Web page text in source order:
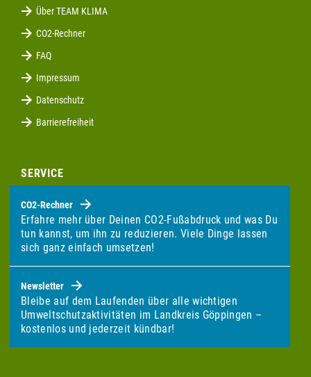
Über TEAM KLIMA
CO2-Rechner
FAQ
Impressum
Datenschutz
Barrierefreiheit
SERVICE
CO2-Rechner
Erfahre mehr über Deinen CO2-Fußabdruck und was Du
tun kannst, um ihn zu reduzieren. Viele Dinge lassen
sich ganz einfach umsetzen!
Newsletter
Bleibe auf dem Laufenden über alle wichtigen
Umweltschutzaktivitäten im Landkreis Göppingen –
kostenlos und jederzeit kündbar!